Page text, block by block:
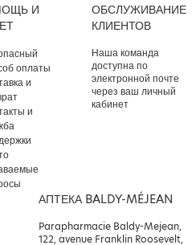
И
оплаты
и
и
ОБСЛУЖИВАНИЕ
КЛИЕНТОВ
Наша команда
доступна по
электронной почте
через ваш личный
кабинет
АПТЕКА BALDY-MÉJEAN
Parapharmacie Baldy-Mejean,
122, avenue Franklin Roosevelt,